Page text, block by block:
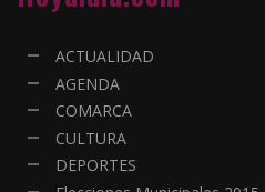
ACTUALIDAD
AGENDA
COMARCA
CULTURA
DEPORTES